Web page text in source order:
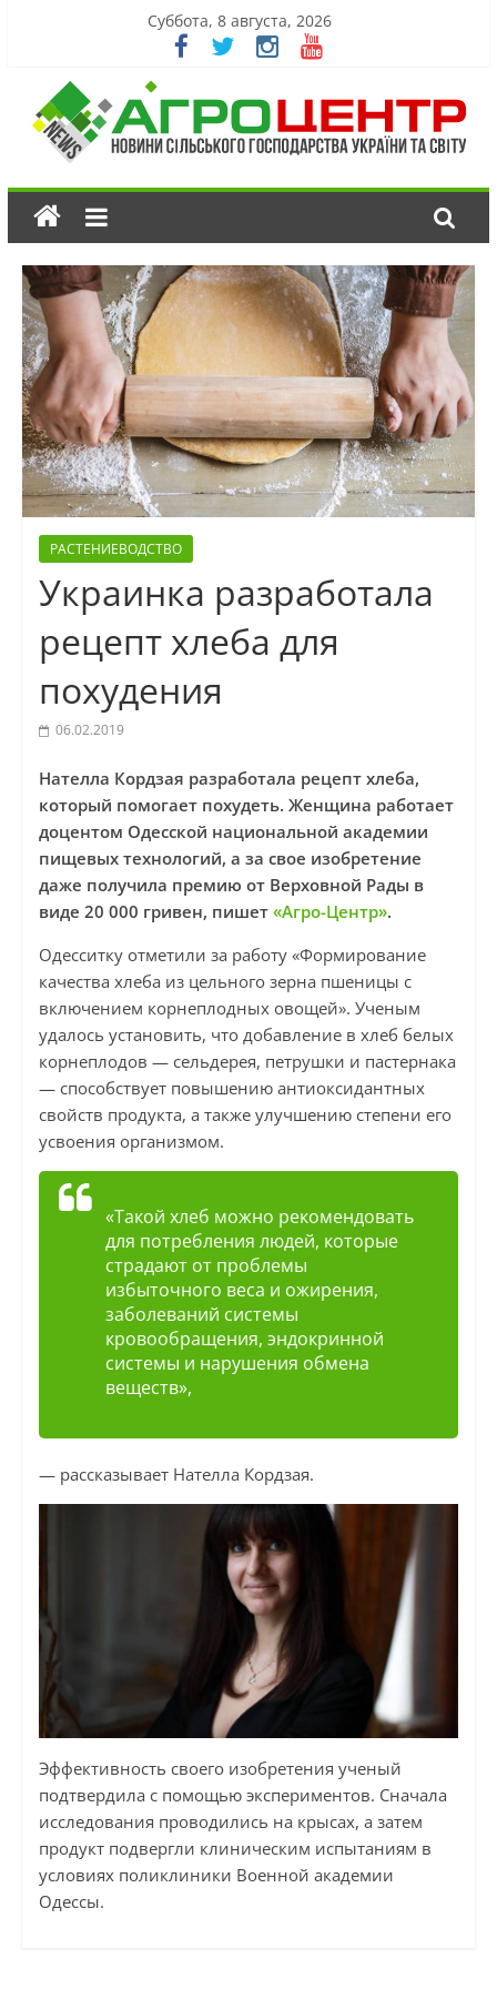
Суббота, 8 августа, 2026
РАСТЕНИЕВОДСТВО
Украинка разработала
рецепт хлеба для
похудения
06.02.2019
Нателла Кордзая разработала рецепт хлеба,
который помогает похудеть. Женщина работает
доцентом Одесской национальной академии
пищевых технологий, а за свое изобретение
даже получила премию от Верховной Рады в
виде 20 000 гривен, пишет «Агро-Центр».
Одесситку отметили за работу «Формирование
качества хлеба из цельного зерна пшеницы с
включением корнеплодных овощей». Ученым
удалось установить, что добавление в хлеб белых
корнеплодов — сельдерея, петрушки и пастернака
— способствует повышению антиоксидантных
свойств продукта, а также улучшению степени его
усвоения организмом.
«Такой хлеб можно рекомендовать
для потребления людей, которые
страдают от проблемы
избыточного веса и ожирения,
заболеваний системы
кровообращения, эндокринной
системы и нарушения обмена
веществ»,
— рассказывает Нателла Кордзая.
Эффективность своего изобретения ученый
подтвердила с помощью экспериментов. Сначала
исследования проводились на крысах, а затем
продукт подвергли клиническим испытаниям в
условиях поликлиники Военной академии
Одессы.